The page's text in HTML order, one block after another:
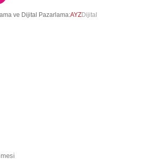
ve Dijital Pazarlama:AYZDijital